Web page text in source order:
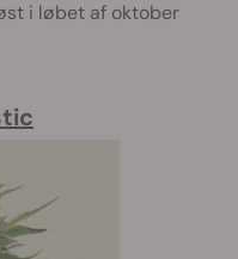
i løbet af oktober